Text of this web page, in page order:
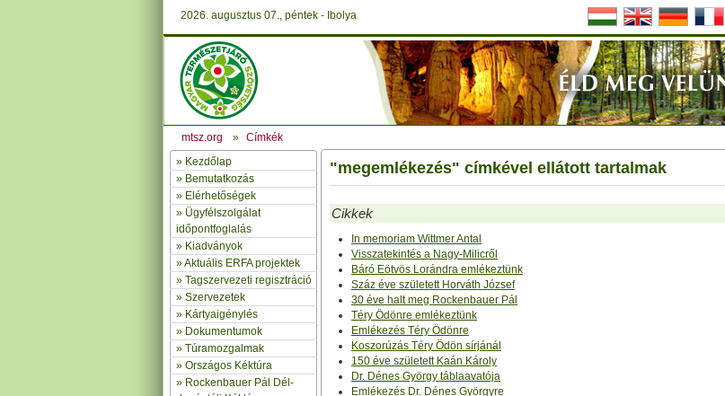
2026. augusztus 07., péntek - Ibolya
mtsz.org » Címkék
» Kezdőlap
» Bemutatkozás
» Elérhetőségek
» Ügyfélszolgálat
időpontfoglalás
» Kiadványok
»Aktuális ERFA projektek
» Tagszervezeti regisztráció
» Szervezetek
» Kártyaigénylés
» Dokumentumok
» Túramozgalmak
» Országos Kéktúra
» Rockenbauer Pál Dél-
"megemlékezés" címkével ellátott tartalmak
Cikkek
In memoriam Wittmer Antal
Visszatekintés a Nagy-Milicről
Báró Eötvös Lorándra emlékeztünk
Száz éve született Horváth József
30 éve halt meg Rockenbauer Pál
Téry Ödönre emlékeztünk
Emlékezés Téry Ödönre
Koszorúzás Téry Ödön sírjánál
150 éve született Kaán Károly
Dr. Dénes György táblaavatója
Emlékezés Dr. Dénes Györgyre